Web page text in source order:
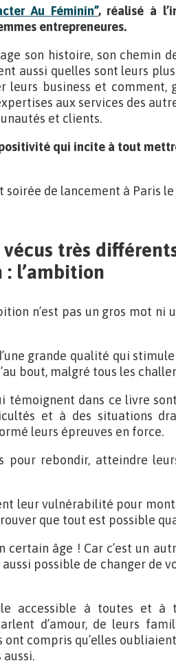
Au Féminin”, réalisé à
entrepreneures.
son histoire, son chemin
aussi quelles sont leurs
leurs business et comment,
aux services des
et clients.
qui incite à tout
de lancement à Paris le
très
l’ambition
n’est pas un gros mot
grande qualité qui
bout, malgré tous les
témoignent dans ce livre
et à des situations
leurs épreuves en force.
pour rebondir, atteindre
leur vulnérabilité pour
que tout est possible
certain âge ! Car c’est un
possible de changer de
accessible à toutes et à
d’amour, de leurs
compris qu’elles oubliaient
aussi.